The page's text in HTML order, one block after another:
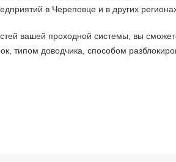
в Череповце и в других
вашей проходной системы, вы
типом доводчика, способом
калиток на